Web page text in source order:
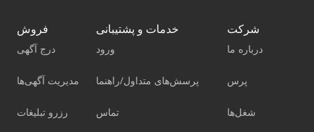
فروش
درج آگهی
مدیریت آگهی‌ها
رزرو تبلیغات
خدمات و پشتیبانی
ورود
پرسش‌های متداول/راهنما
تماس
شرکت
درباره ما
پرس
شغل‌ها